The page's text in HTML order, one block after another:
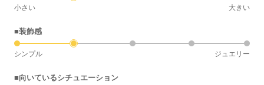
小さい 大きい
■装飾感
シンプル ジュエリー
■向いているシチュエーション